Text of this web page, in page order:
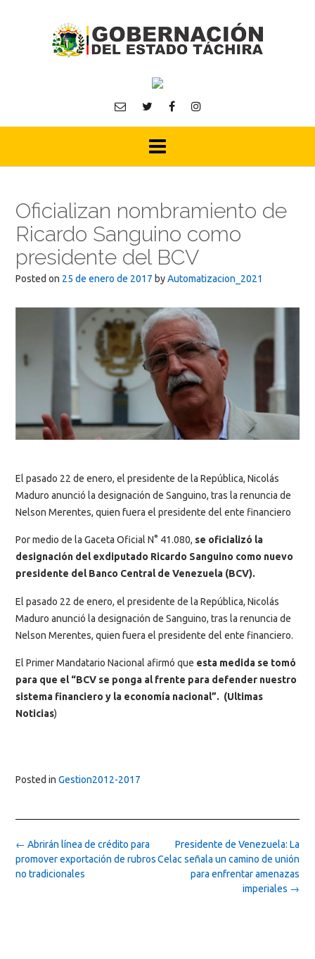
Oficializan nombramiento de
Ricardo Sanguino como
presidente del BCV
Posted on 25 de enero de 2017 byAutomatizacion_2021
El pasado 22 de enero, el presidente de la República, Nicolás
Maduro anunció la designación de Sanguino, tras la renuncia de
Nelson Merentes, quien fuera el presidente del ente financiero
Por medio de la Gaceta Oficial N° 41.080, se oficializó la
designación del exdiputado Ricardo Sanguino como nuevo
presidente del Banco Central de Venezuela (BCV).
El pasado 22 de enero, el presidente de la República, Nicolás
Maduro anunció la designación de Sanguino, tras la renuncia de
Nelson Merentes, quien fuera el presidente del ente financiero.
El Primer Mandatario Nacional afirmó que esta medida se tomó
para que el “BCV se ponga al frente para defender nuestro
sistema financiero y la economía nacional”. (Ultimas
Noticias)
Posted in Gestion2012-2017
Post
navigation
Presidente de Venezuela: La
Celac señala un camino de unión
para enfrentar amenazas
imperiales →
← Abrirán línea de crédito para
promover exportación de rubros
no tradicionales